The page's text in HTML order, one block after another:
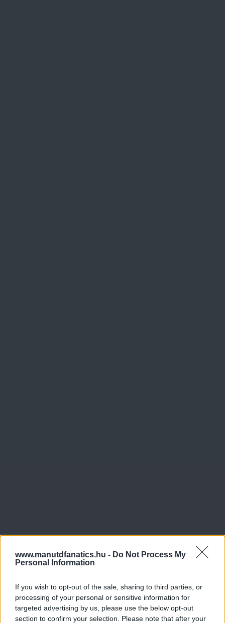
www.manutdfanatics.hu - Do Not Process My
Personal Information
If you wish to opt-out of the sale, sharing to third parties, or
processing of your personal or sensitive information for
targeted advertising by us, please use the below opt-out
section to confirm your selection. Please note that after your